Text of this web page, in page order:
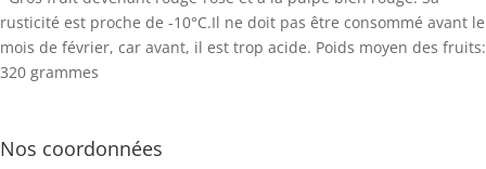
rusticité est proche de -10°C.Il ne doit pas être consommé avant le
mois de février, car avant, il est trop acide. Poids moyen des fruits:
320 grammes
Nos coordonnées